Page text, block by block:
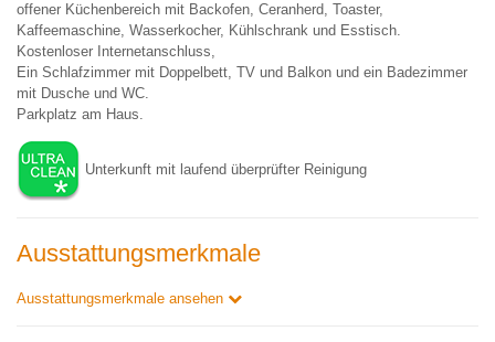
offener Küchenbereich mit Backofen, Ceranherd, Toaster,
Kaffeemaschine, Wasserkocher, Kühlschrank und Esstisch.
Kostenloser Internetanschluss,
Ein Schlafzimmer mit Doppelbett, TV und Balkon und ein Badezimmer
mit Dusche und WC.
Parkplatz am Haus.
Unterkunft mit laufend überprüfter Reinigung
Ausstattungsmerkmale
Ausstattungsmerkmale ansehen